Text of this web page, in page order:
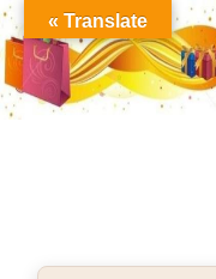
Translate »